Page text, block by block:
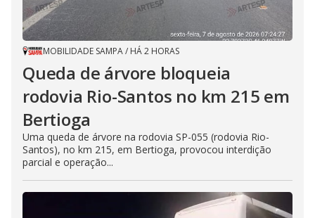
MOBILIDADE SAMPA/ HÁ 2 HORAS
Queda de árvore bloqueia
rodovia Rio-Santos no km 215 em
Bertioga
Uma queda de árvore na rodovia SP-055 (rodovia Rio-
Santos), no km 215, em Bertioga, provocou interdição
parcial e operação...